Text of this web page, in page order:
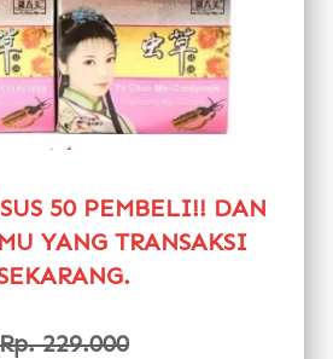
50 PEMBELI!! DAN
YANG TRANSAKSI
229.000